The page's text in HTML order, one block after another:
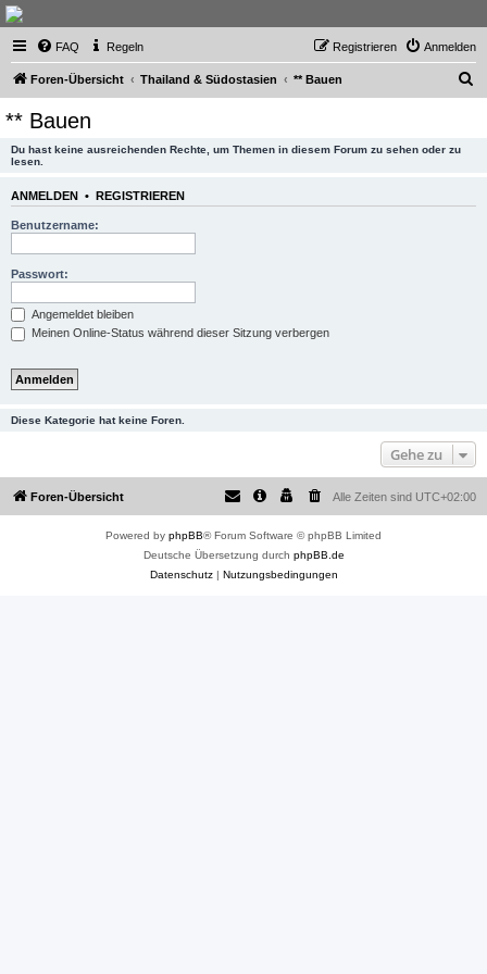
Thailand & Isaan Forum
- isaan-thai.ch
Das freundliche Forum über Thailand und den Isaan - von Membern für Member
FAQ Regeln Anmelden
Registrieren
Foren-Übersicht Thailand & Südostasien ** Bauen
** Bauen
Du hast keine ausreichenden Rechte, um Themen in diesem Forum zu sehen oder zu
lesen.
ANMELDEN • REGISTRIEREN
Benutzername:
Passwort:
Angemeldet bleiben
Meinen Online-Status während dieser Sitzung verbergen
Diese Kategorie hat keine Foren.
Gehe zu
Foren-Übersicht Alle Zeiten sind UTC+02:00
Powered by phpBB® Forum Software © phpBB Limited
Deutsche Übersetzung durch phpBB.de
Datenschutz| Nutzungsbedingungen